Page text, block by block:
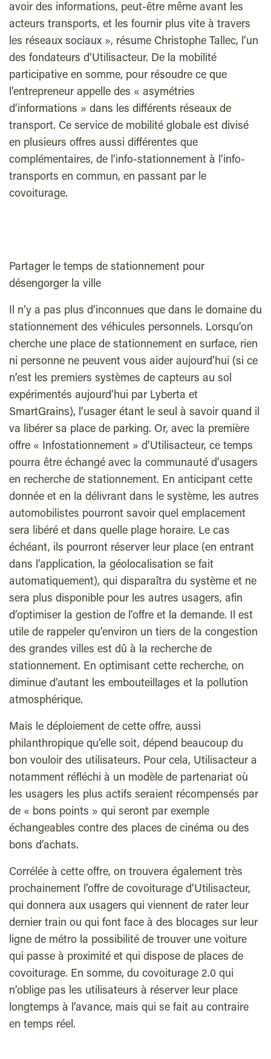
avoir des informations, peut-être même avant les
acteurs transports, et les fournir plus vite à travers
les réseaux sociaux », résume Christophe Tallec, l’un
des fondateurs d’Utilisacteur. De la mobilité
participative en somme, pour résoudre ce que
l’entrepreneur appelle des « asymétries
d’informations » dans les différents réseaux de
transport. Ce service de mobilité globale est divisé
en plusieurs offres aussi différentes que
complémentaires, de l’info-stationnement à l’info-
transports en commun, en passant par le
covoiturage.
Partager le temps de stationnement pour
désengorger la ville
Il n’y a pas plus d’inconnues que dans le domaine du
stationnement des véhicules personnels. Lorsqu’on
cherche une place de stationnement en surface, rien
ni personne ne peuvent vous aider aujourd’hui (si ce
n’est les premiers systèmes de capteurs au sol
expérimentés aujourd’hui par Lyberta et
SmartGrains), l’usager étant le seul à savoir quand il
va libérer sa place de parking. Or, avec la première
offre « Infostationnement » d’Utilisacteur, ce temps
pourra être échangé avec la communauté d’usagers
en recherche de stationnement. En anticipant cette
donnée et en la délivrant dans le système, les autres
automobilistes pourront savoir quel emplacement
sera libéré et dans quelle plage horaire. Le cas
échéant, ils pourront réserver leur place (en entrant
dans l’application, la géolocalisation se fait
automatiquement), qui disparaîtra du système et ne
sera plus disponible pour les autres usagers, afin
d’optimiser la gestion de l’offre et la demande. Il est
utile de rappeler qu’environ un tiers de la congestion
des grandes villes est dû à la recherche de
stationnement. En optimisant cette recherche, on
diminue d’autant les embouteillages et la pollution
atmosphérique.
Mais le déploiement de cette offre, aussi
philanthropique qu’elle soit, dépend beaucoup du
bon vouloir des utilisateurs. Pour cela, Utilisacteur a
notamment réfléchi à un modèle de partenariat où
les usagers les plus actifs seraient récompensés par
de « bons points » qui seront par exemple
échangeables contre des places de cinéma ou des
bons d’achats.
Corrélée à cette offre, on trouvera également très
prochainement l’offre de covoiturage d’Utilisacteur,
qui donnera aux usagers qui viennent de rater leur
dernier train ou qui font face à des blocages sur leur
ligne de métro la possibilité de trouver une voiture
qui passe à proximité et qui dispose de places de
covoiturage. En somme, du covoiturage 2.0 qui
n’oblige pas les utilisateurs à réserver leur place
longtemps à l’avance, mais qui se fait au contraire
en temps réel.